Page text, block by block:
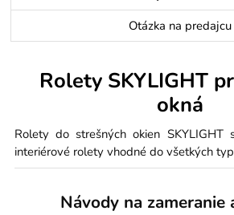
Otázka na predajcu
Rolety SKYLIGHT
okná
Rolety do strešných okien SKYLIGHT
interiérové rolety vhodné do všetkých
Návody na zameranie